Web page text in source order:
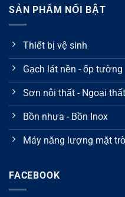
SẢN PHẨM NỔI BẬT
Thiết bị vệ sinh
Gạch lát nền - ốp tường
Sơn nội thất - Ngoại thất
Bồn nhựa - Bồn Inox
Máy năng lượng mặt
FACEBOOK